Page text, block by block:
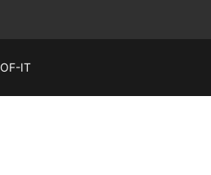
IT